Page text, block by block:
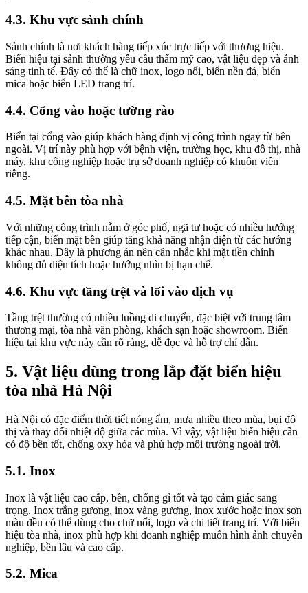
4.3. Khu vực sảnh chính
Sảnh chính là nơi khách hàng tiếp xúc trực tiếp với thương hiệu.
Biển hiệu tại sảnh thường yêu cầu thẩm mỹ cao, vật liệu đẹp và ánh
sáng tinh tế. Đây có thể là chữ inox, logo nổi, biển nền đá, biển
mica hoặc biển LED trang trí.
4.4. Cổng vào hoặc tường rào
Biển tại cổng vào giúp khách hàng định vị công trình ngay từ bên
ngoài. Vị trí này phù hợp với bệnh viện, trường học, khu đô thị, nhà
máy, khu công nghiệp hoặc trụ sở doanh nghiệp có khuôn viên
riêng.
4.5. Mặt bên tòa nhà
Với những công trình nằm ở góc phố, ngã tư hoặc có nhiều hướng
tiếp cận, biển mặt bên giúp tăng khả năng nhận diện từ các hướng
khác nhau. Đây là phương án nên cân nhắc khi mặt tiền chính
không đủ diện tích hoặc hướng nhìn bị hạn chế.
4.6. Khu vực tầng trệt và lối vào dịch vụ
Tầng trệt thường có nhiều luồng di chuyển, đặc biệt với trung tâm
thương mại, tòa nhà văn phòng, khách sạn hoặc showroom. Biển
hiệu tại khu vực này cần rõ ràng, dễ đọc và hỗ trợ chỉ dẫn.
5. Vật liệu dùng trong lắp đặt biển hiệu
tòa nhà Hà Nội
Hà Nội có đặc điểm thời tiết nóng ẩm, mưa nhiều theo mùa, bụi đô
thị và thay đổi nhiệt độ giữa các mùa. Vì vậy, vật liệu biển hiệu cần
có độ bền tốt, chống oxy hóa và phù hợp môi trường ngoài trời.
5.1. Inox
Inox là vật liệu cao cấp, bền, chống gỉ tốt và tạo cảm giác sang
trọng. Inox trắng gương, inox vàng gương, inox xước hoặc inox sơn
màu đều có thể dùng cho chữ nổi, logo và chi tiết trang trí. Với biển
hiệu tòa nhà, inox phù hợp khi doanh nghiệp muốn hình ảnh chuyên
nghiệp, bền lâu và cao cấp.
5.2. Mica